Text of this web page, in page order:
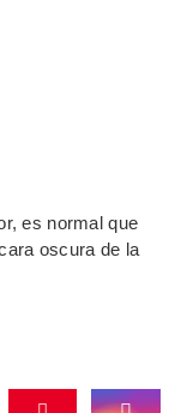
es normal que
oscura de la